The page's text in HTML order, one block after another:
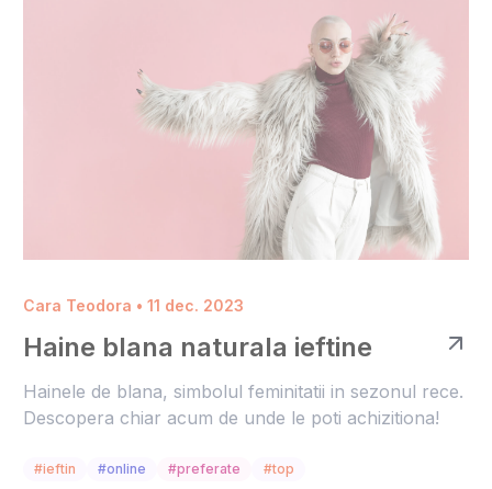
Cara Teodora • 11 dec. 2023
Haine blana naturala ieftine
Hainele de blana, simbolul feminitatii in sezonul rece.
Descopera chiar acum de unde le poti achizitiona!
#ieftin #online #preferate #top